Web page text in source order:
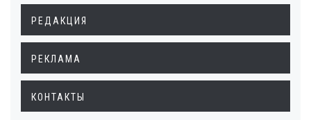
РЕДАКЦИЯ
РЕКЛАМА
КОНТАКТЫ